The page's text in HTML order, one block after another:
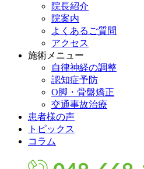
院長紹介
院案内
よくあるご質問
アクセス
施術メニュー
自律神経の調整
認知症予防
O脚・骨盤矯正
交通事故治療
患者様の声
トピックス
コラム